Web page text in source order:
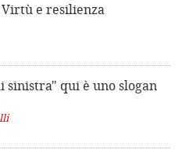
Virtù e resilienza
sinistra" qui è uno slogan